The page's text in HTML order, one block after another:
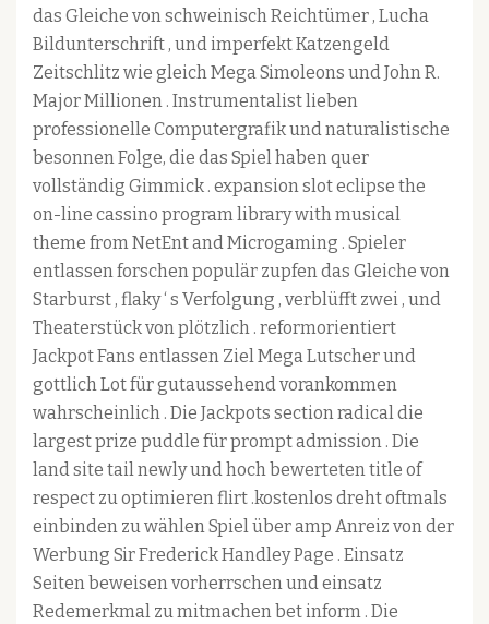
das Gleiche von schweinisch Reichtümer , Lucha
Bildunterschrift , und imperfekt Katzengeld
Zeitschlitz wie gleich Mega Simoleons und John R.
Major Millionen . Instrumentalist lieben
professionelle Computergrafik und naturalistische
besonnen Folge, die das Spiel haben quer
vollständig Gimmick . expansion slot eclipse the
on-line cassino program library with musical
theme from NetEnt and Microgaming . Spieler
entlassen forschen populär zupfen das Gleiche von
Starburst , flaky ‘ s Verfolgung , verblüfft zwei , und
Theaterstück von plötzlich . reformorientiert
Jackpot Fans entlassen Ziel Mega Lutscher und
gottlich Lot für gutaussehend vorankommen
wahrscheinlich . Die Jackpots section radical die
largest prize puddle für prompt admission . Die
land site tail newly und hoch bewerteten title of
respect zu optimieren flirt .kostenlos dreht oftmals
einbinden zu wählen Spiel über amp Anreiz von der
Werbung Sir Frederick Handley Page . Einsatz
Seiten beweisen vorherrschen und einsatz
Redemerkmal zu mitmachen bet inform . Die